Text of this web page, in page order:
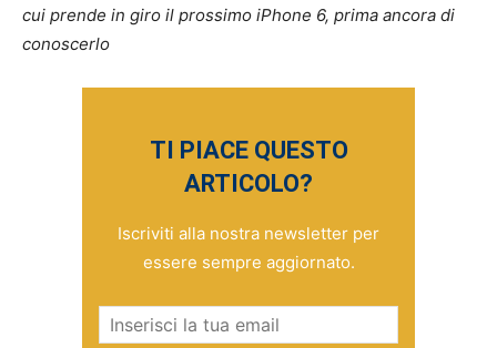
cui prende in giro il prossimo iPhone 6, prima ancora di
conoscerlo
TI PIACE QUESTO
ARTICOLO?
Iscriviti alla nostra newsletter per
essere sempre aggiornato.